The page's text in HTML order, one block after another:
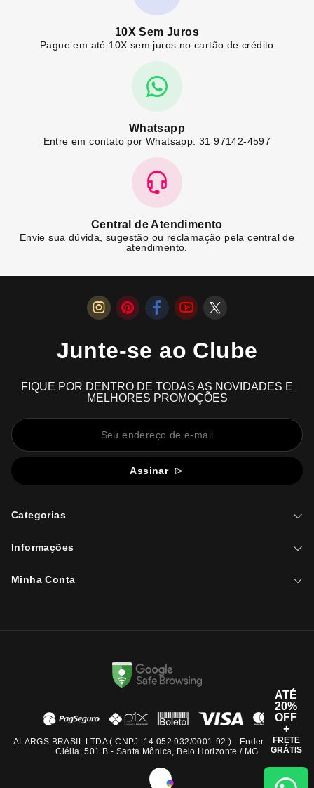
10X Sem Juros
Pague em até 10X sem juros no cartão de crédito
Whatsapp
Entre em contato por Whatsapp: 31 97142-4597
Central de Atendimento
Envie sua dúvida, sugestão ou reclamação pela central de
atendimento.
Junte-se ao Clube
FIQUE POR DENTRO DE TODAS AS NOVIDADES E
MELHORES PROMOÇÕES
Assinar
Categorias
Informações
Minha Conta
ALARGS BRASIL LTDA ( CNPJ: 14.052.932/0001-92 ) - Endereço: Rua
Clélia, 501 B - Santa Mônica, Belo Horizonte / MG
ATÉ
20%
OFF
+
FRETE
GRÁTIS